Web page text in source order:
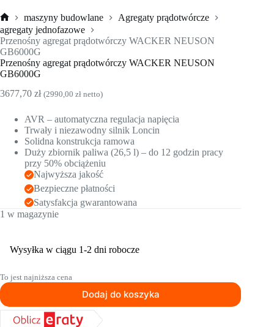
Strona
główna
maszyny budowlane
Agregaty prądotwórcze
agregaty jednofazowe
Przenośny agregat prądotwórczy WACKER NEUSON
GB6000G
Przenośny agregat prądotwórczy WACKER NEUSON
GB6000G
3677,70 zł (2990,00 zł netto)
AVR – automatyczna regulacja napięcia
Trwały i niezawodny silnik Loncin
Solidna konstrukcja ramowa
Duży zbiornik paliwa (26,5 l) – do 12 godzin pracy
przy 50% obciążeniu
Najwyższa jakość
Bezpieczne płatności
Satysfakcja gwarantowana
1 w magazynie
Wysyłka w ciągu 1-2 dni robocze
To jest najniższa cena
Dodaj do koszyka